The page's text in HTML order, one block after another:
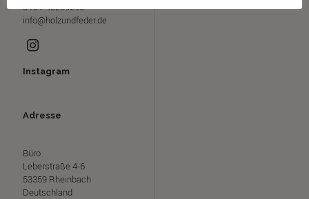
0151-43239296
info@holzundfeder.de
Instagram
Adresse
Büro
Leberstraße 4-6
53359 Rheinbach
Deutschland